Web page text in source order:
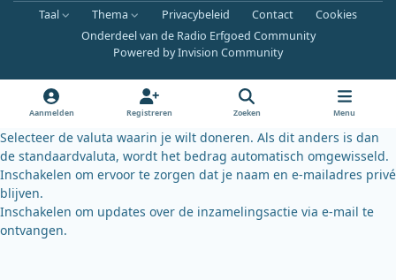
c
e
o
k
u
b
u
k
y
Taal Thema Privacybeleid Contact
Cookies
Onderdeel van de Radio Erfgoed Community
Powered byInvision Community
Aanmelden Registreren Zoeken Menu
Selecteer de valuta waarin je wilt doneren. Als dit anders is dan
de standaardvaluta, wordt het bedrag automatisch omgewisseld.
Inschakelen om ervoor te zorgen dat je naam en e-mailadres privé
blijven.
Inschakelen om updates over de inzamelingsactie via e-mail te
ontvangen.